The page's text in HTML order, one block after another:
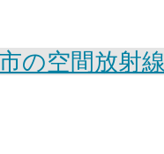
の空間放射